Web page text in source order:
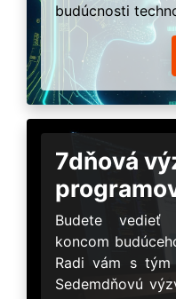
budúcnosti
7dňová
Budete vedieť
koncom
Radi vám s tým
Sedemdňovú